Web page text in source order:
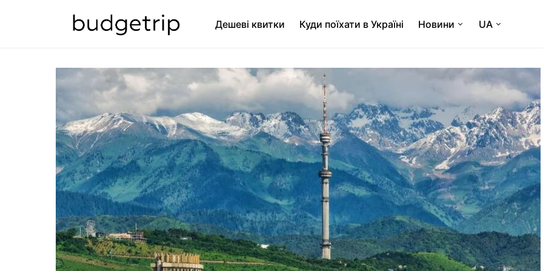
Дешеві квитки Куди поїхати в Україні Новини UA